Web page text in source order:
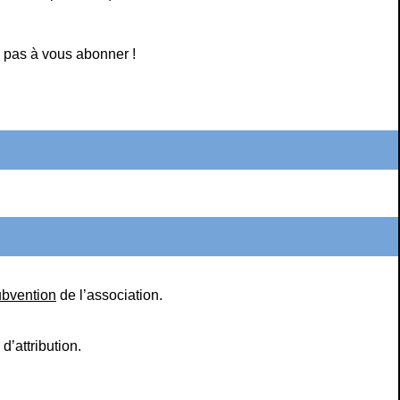
à vous abonner !
de l’association.